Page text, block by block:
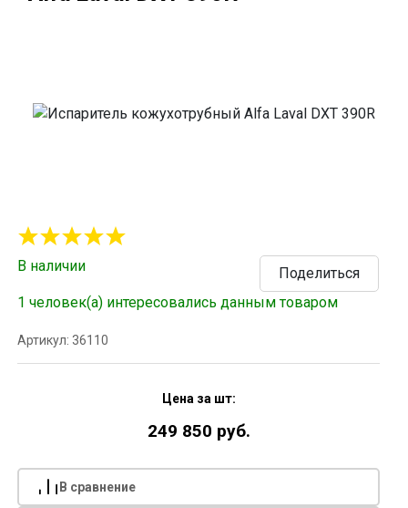
В наличии
Поделиться
1 человек(а) интересовались данным товаром
Артикул: 36110
Цена за шт:
249 850 руб.
В сравнение